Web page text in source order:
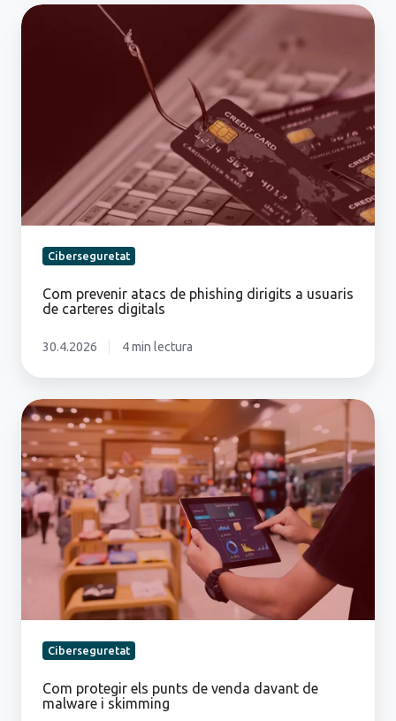
Com
carteres
digitals
Ciberseguretat
Com prevenir atacs de phishing dirigits a usuaris
de carteres digitals
30.4.2026 4 min lectura
Com
protegir
els
punts
de
venda
davant
malware
skimming
Ciberseguretat
Com protegir els punts de venda davant de
malware i skimming